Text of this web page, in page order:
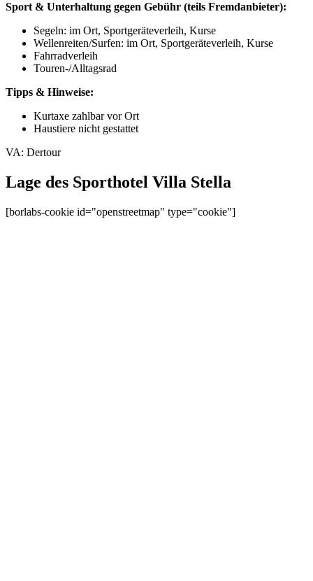
Sport & Unterhaltung gegen Gebühr (teils Fremdanbieter):
Segeln: im Ort, Sportgeräteverleih, Kurse
Wellenreiten/Surfen: im Ort, Sportgeräteverleih, Kurse
Fahrradverleih
Touren-/Alltagsrad
Tipps & Hinweise:
Kurtaxe zahlbar vor Ort
Haustiere nicht gestattet
VA: Dertour
Lage des Sporthotel Villa Stella
[borlabs-cookie id="openstreetmap" type="cookie"]